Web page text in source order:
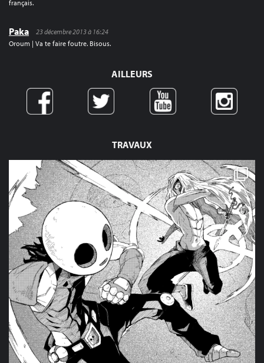
TRAVAUX
français.
Paka
23 décembre 2013 à 16:24
Oroum | Va te faire foutre. Bisous.
AILLEURS